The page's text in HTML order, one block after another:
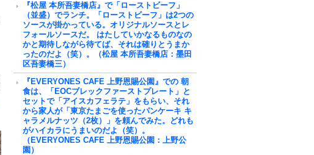
『松屋 本所吾妻橋店』で「ローストビーフ」
（並盛）でランチ。「ローストビーフ」は2つの
ソースが掛かっている。オリジナルソースとレ
フォールソースだ。 はたしていかなるものなの
かと期待しながら待てば、それは確りとうまか
ったのだよ（笑）。（松屋 本所吾妻橋店：墨田
区吾妻橋三）
『EVERYONES CAFE 上野恩賜公園』での 朝
食は、「EOCブレックファーストプレート」と
セットで「アイスカフェラテ」をもらい、それ
から家人が「東京たまごを使ったパンケーキ キ
ャラメルナッツ（2枚）」を頼んでみた。どれも
がハイカラにうまいのだよ（笑）。
（EVERYONES CAFE 上野恩賜公園：上野公
園）